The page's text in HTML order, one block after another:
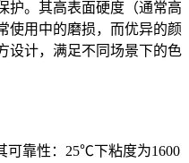
护。其高表面硬度（通常高
使用中的磨损，而优异的颜
设计，满足不同场景下的色
靠性： 25℃下粘度为1600